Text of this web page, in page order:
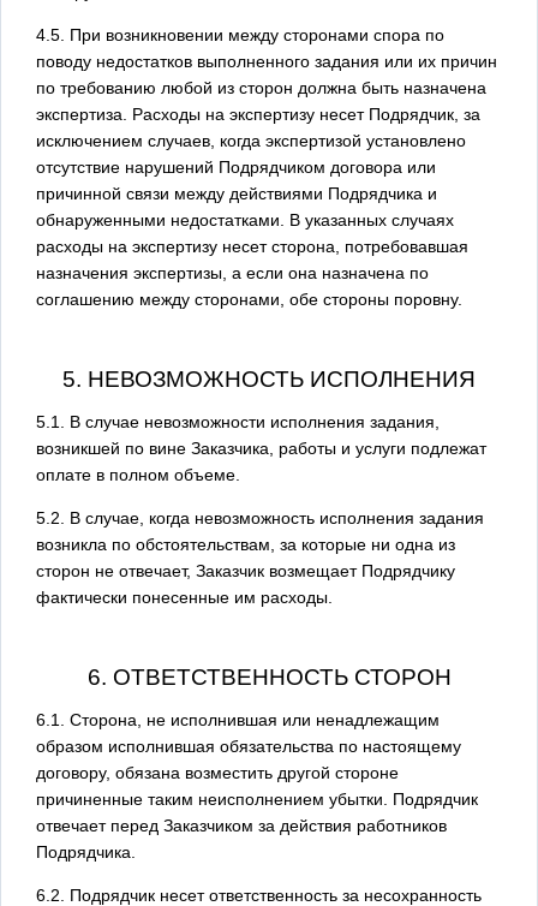
4.5. При возникновении между сторонами спора по
поводу недостатков выполненного задания или их причин
по требованию любой из сторон должна быть назначена
экспертиза. Расходы на экспертизу несет Подрядчик, за
исключением случаев, когда экспертизой установлено
отсутствие нарушений Подрядчиком договора или
причинной связи между действиями Подрядчика и
обнаруженными недостатками. В указанных случаях
расходы на экспертизу несет сторона, потребовавшая
назначения экспертизы, а если она назначена по
соглашению между сторонами, обе стороны поровну.
5. НЕВОЗМОЖНОСТЬ ИСПОЛНЕНИЯ
5.1. В случае невозможности исполнения задания,
возникшей по вине Заказчика, работы и услуги подлежат
оплате в полном объеме.
5.2. В случае, когда невозможность исполнения задания
возникла по обстоятельствам, за которые ни одна из
сторон не отвечает, Заказчик возмещает Подрядчику
фактически понесенные им расходы.
6. ОТВЕТСТВЕННОСТЬ СТОРОН
6.1. Сторона, не исполнившая или ненадлежащим
образом исполнившая обязательства по настоящему
договору, обязана возместить другой стороне
причиненные таким неисполнением убытки. Подрядчик
отвечает перед Заказчиком за действия работников
Подрядчика.
6.2. Подрядчик несет ответственность за несохранность